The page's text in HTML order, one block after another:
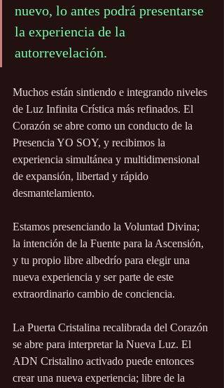
nuevo, lo antes podrá presentarse
la experiencia de la
autorrevelación.
Muchos están sintiendo e integrando niveles
de Luz Infinita Crística más refinados. El
Corazón se abre como un conducto de la
Presencia YO SOY, y recibimos la
experiencia simultánea y multidimensional
de expansión, libertad y rápido
desmantelamiento.
Estamos presenciando la Voluntad Divina;
la intención de la Fuente para la Ascensión,
y tu propio libre albedrío para elegir una
nueva experiencia y ser parte de este
extraordinario cambio de conciencia.
La Puerta Cristalina recalibrada del Corazón
se abre para interpretar la Nueva Luz. El
ADN Cristalino activado puede entonces
crear una nueva experiencia; libre de la